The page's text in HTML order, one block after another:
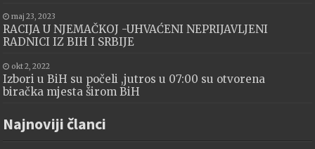
maj 23, 2023
RACIJA U NJEMAČKOJ -UHVAĆENI NEPRIJAVLJENI
RADNICI IZ BIH I SRBIJE
okt 2, 2022
Izbori u BiH su počeli ,jutros u 07:00 su otvorena
biračka mjesta širom BiH
Najnoviji članci